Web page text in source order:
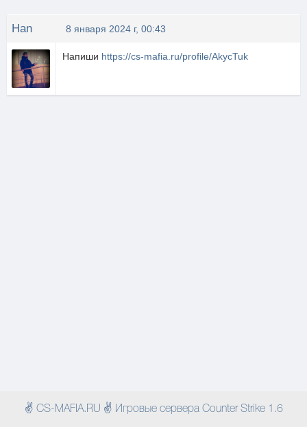
Han 8 января 2024 г, 00:43
Напиши https://cs-mafia.ru/profile/AkycTuk
✌ CS-MAFIA.RU ✌ Игровые сервера Counter Strike 1.6